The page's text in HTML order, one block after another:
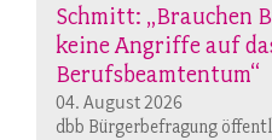
Schmitt: „Brauchen
keine Angriffe auf
Berufsbeamtentum“
04. August 2026
dbb Bürgerbefragung